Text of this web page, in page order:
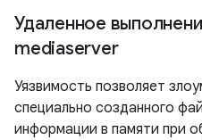
Удаленное
mediaserver
Уязвимость позволяет
специально созданного
информации в памяти при